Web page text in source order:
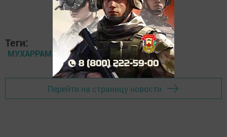
Теги:
МУХАРРАМ ИБЯТОВ
Перейти на страницу новости